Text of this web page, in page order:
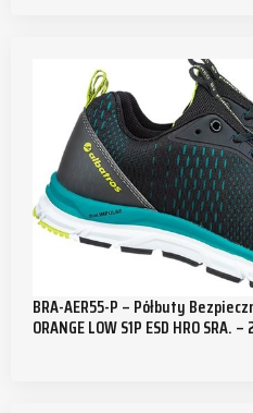
BRA-AER55-P – Półbuty
ORANGE LOW S1P ESD HRO